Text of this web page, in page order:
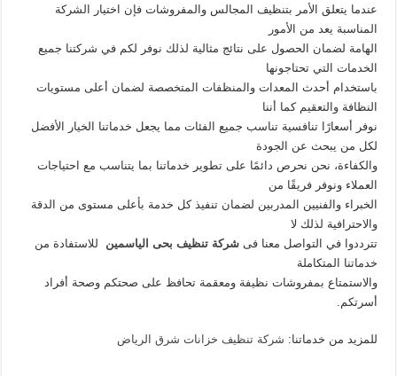
عندما يتعلق الأمر بتنظيف المجالس والمفروشات فإن اختيار الشركة
المناسبة يعد من الأمور
الهامة لضمان الحصول على نتائج مثالية لذلك نوفر لكم في شركتنا جميع
الخدمات التي تحتاجونها
باستخدام أحدث المعدات والمنظفات المتخصصة لضمان أعلى مستويات
النظافة والتعقيم كما أننا
نوفر أسعارًا تنافسية تناسب جميع الفئات مما يجعل خدماتنا الخيار الأفضل
لكل من يبحث عن الجودة
والكفاءة، نحن نحرص دائمًا على تطوير خدماتنا بما يتناسب مع احتياجات
العملاء ونوفر فريقًا من
الخبراء والفنيين المدربين لضمان تنفيذ كل خدمة بأعلى مستوى من الدقة
والاحترافية لذلك لا
تترددوا في التواصل معنا فىشركة تنظيف بحى الياسمين للاستفادة من
خدماتنا المتكاملة
والاستمتاع بمفروشات نظيفة ومعقمة تحافظ على صحتكم وصحة أفراد
أسرتكم.
للمزيد من خدماتنا: شركة تنظيف خزانات شرق الرياض